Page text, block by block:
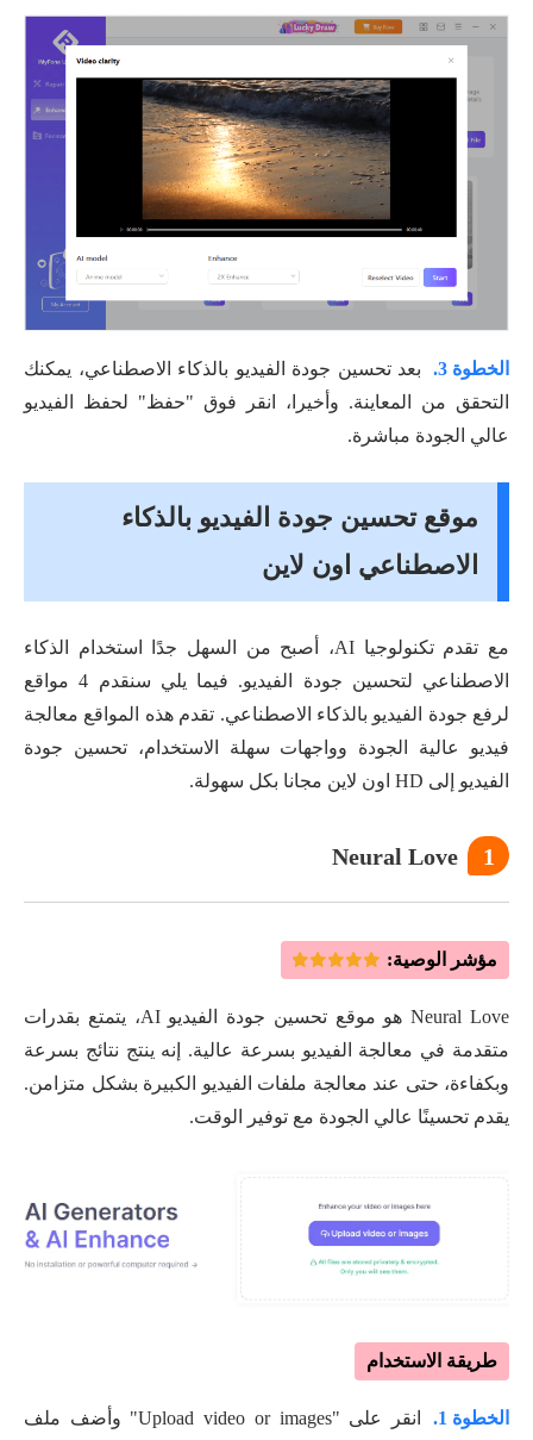
الخطوة 3.
بعد تحسين جودة الفيديو بالذكاء الاصطناعي، يمكنك
التحقق من المعاينة. وأخيرا، انقر فوق "حفظ" لحفظ الفيديو
عالي الجودة مباشرة.
موقع تحسين جودة الفيديو بالذكاء
الاصطناعي اون لاين
مع تقدم تكنولوجيا AI، أصبح من السهل جدًا استخدام الذكاء
الاصطناعي لتحسين جودة الفيديو. فيما يلي سنقدم 4 مواقع
لرفع جودة الفيديو بالذكاء الاصطناعي. تقدم هذه المواقع معالجة
فيديو عالية الجودة وواجهات سهلة الاستخدام، تحسين جودة
الفيديو إلى HD اون لاين مجانا بكل سهولة.
1
Neural Love
مؤشر الوصية:
Neural Love هو موقع تحسين جودة الفيديو AI، يتمتع بقدرات
متقدمة في معالجة الفيديو بسرعة عالية. إنه ينتج نتائج بسرعة
وبكفاءة، حتى عند معالجة ملفات الفيديو الكبيرة بشكل متزامن.
يقدم تحسينًا عالي الجودة مع توفير الوقت.
طريقة الاستخدام
الخطوة 1.
انقر على "Upload video or images" وأضف ملف